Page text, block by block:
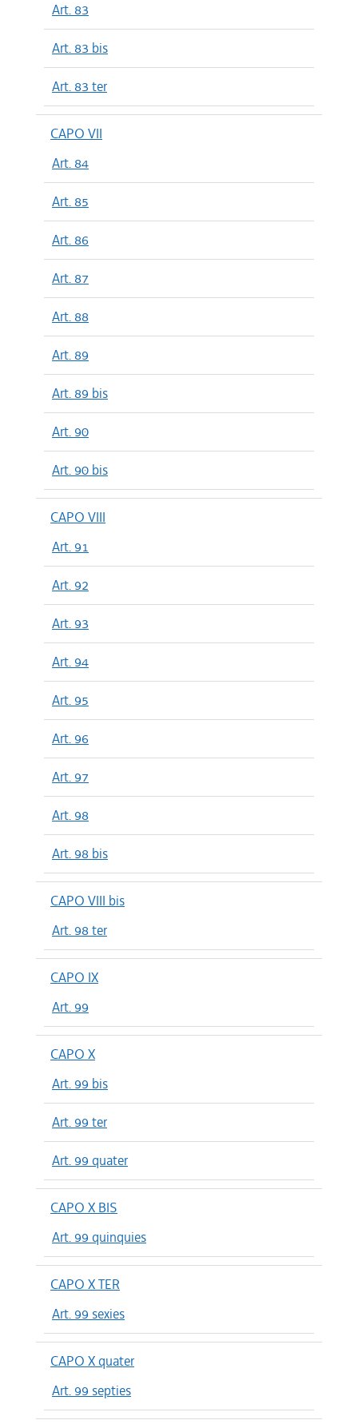
Art. 83
Art. 83 bis
Art. 83 ter
CAPO VII
Art. 84
Art. 85
Art. 86
Art. 87
Art. 88
Art. 89
Art. 89 bis
Art. 90
Art. 90 bis
CAPO VIII
Art. 91
Art. 92
Art. 93
Art. 94
Art. 95
Art. 96
Art. 97
Art. 98
Art. 98 bis
CAPO VIII bis
Art. 98 ter
CAPO IX
Art. 99
CAPO X
Art. 99 bis
Art. 99 ter
Art. 99 quater
CAPO X BIS
Art. 99 quinquies
CAPO X TER
Art. 99 sexies
CAPO X quater
Art. 99 septies